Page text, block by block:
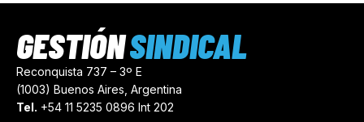
Reconquista 737 – 3º E
(1003) Buenos Aires, Argentina
Tel. +54 11 5235 0896 Int 202
GESTIÓNSINDICAL